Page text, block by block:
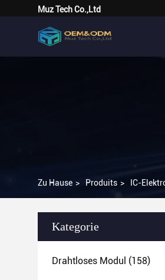
Muz Tech Co.,Ltd
Zu Hause > Produits > IC-
Kategorie
Drahtloses Modul (158)